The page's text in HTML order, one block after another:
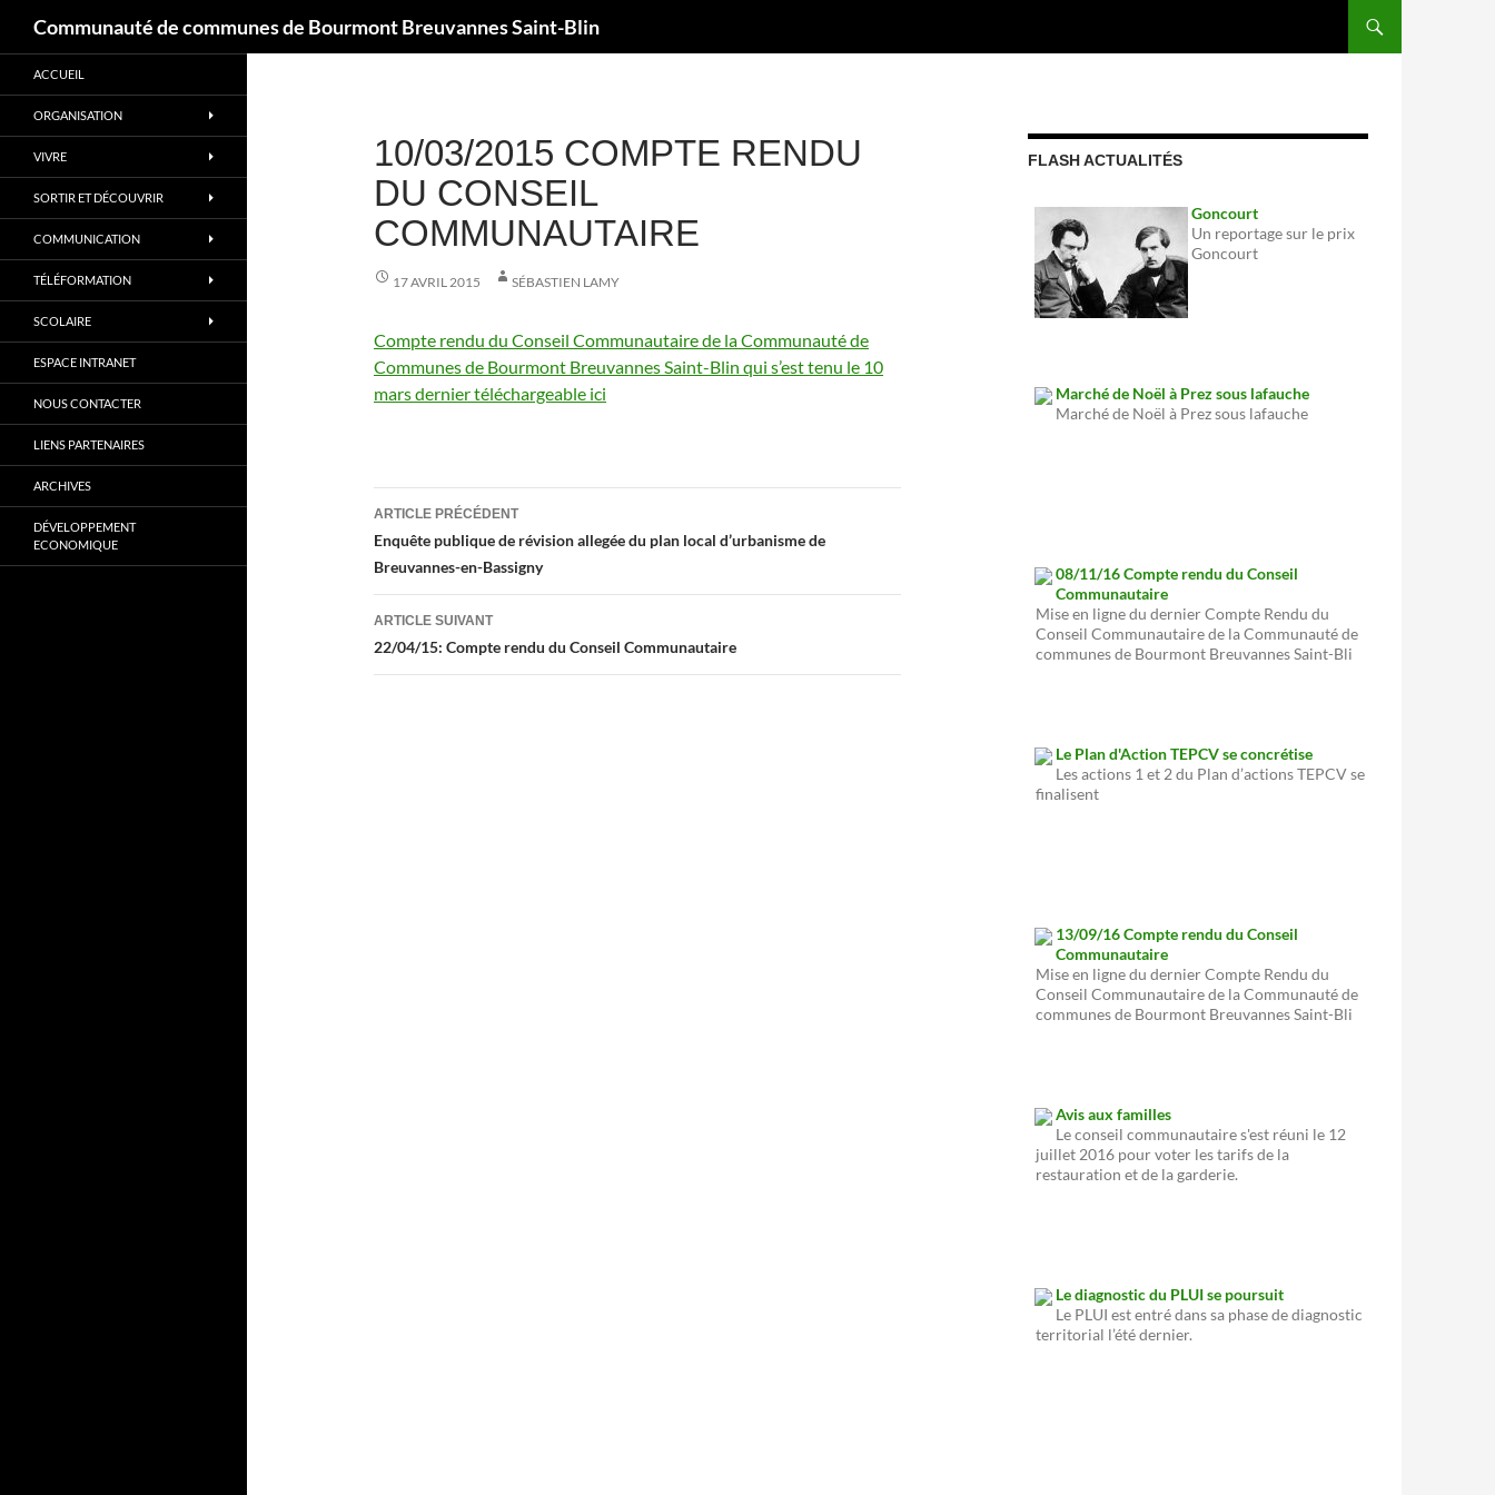
au
contenu
Communauté de communes de Bourmont Breuvannes Saint-Blin
10/03/2015 COMPTE RENDU
DU CONSEIL
COMMUNAUTAIRE
17 AVRIL 2015 SÉBASTIEN LAMY
Compte rendu du Conseil Communautaire de la Communauté de
Communes de Bourmont Breuvannes Saint-Blin qui s’est tenu le 10
mars dernier téléchargeable ici
Navigation
des
articles
ARTICLE PRÉCÉDENT
Enquête publique de révision allegée du plan local d’urbanisme de
Breuvannes-en-Bassigny
ARTICLE SUIVANT
22/04/15: Compte rendu du Conseil Communautaire
FLASH ACTUALITÉS
Goncourt
Un reportage sur le prix
Goncourt
Marché de Noël à Prez sous lafauche
Marché de Noël à Prez sous lafauche
08/11/16 Compte rendu du Conseil
Communautaire
Mise en ligne du dernier Compte Rendu du
Conseil Communautaire de la Communauté de
communes de Bourmont Breuvannes Saint-Bli
Le Plan d'Action TEPCV se concrétise
Les actions 1 et 2 du Plan d’actions TEPCV se
finalisent
13/09/16 Compte rendu du Conseil
Communautaire
Mise en ligne du dernier Compte Rendu du
Conseil Communautaire de la Communauté de
communes de Bourmont Breuvannes Saint-Bli
Avis aux familles
Le conseil communautaire s'est réuni le 12
juillet 2016 pour voter les tarifs de la
restauration et de la garderie.
Le diagnostic du PLUI se poursuit
Le PLUI est entré dans sa phase de diagnostic
territorial l’été dernier.
ACCUEIL
ORGANISATION
VIVRE
SORTIR ET DÉCOUVRIR
COMMUNICATION
TÉLÉFORMATION
SCOLAIRE
ESPACE INTRANET
NOUS CONTACTER
LIENS PARTENAIRES
ARCHIVES
DÉVELOPPEMENT
ECONOMIQUE